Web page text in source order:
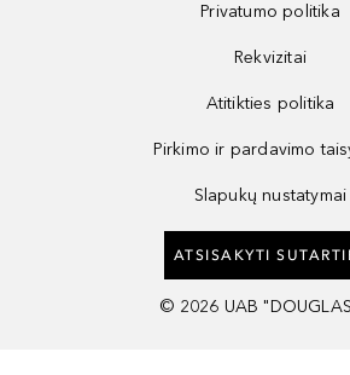
Privatumo politika
Rekvizitai
Atitikties politika
Pirkimo ir pardavimo
Slapukų nustatymai
ATSISAKYTI
© 2026 UAB